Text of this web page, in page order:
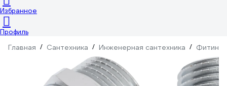
Избранное
Профиль
Главная / Сантехника / Инженерная сантехника / Фитинги